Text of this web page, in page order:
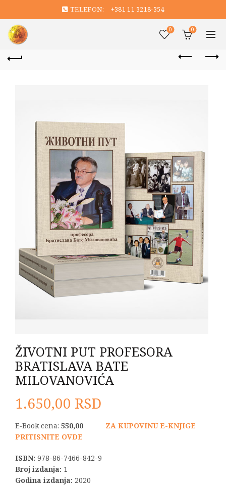
TELEFON: +381 11 3218-354
0 0
ŽIVOTNI PUT PROFESORA
BRATISLAVA BATE
MILOVANOVIĆA
1.650,00 RSD
E-Book cena: 550,00
ZA KUPOVINU E-KNJIGE
PRITISNITE OVDE
ISBN: 978-86-7466-842-9
Broj izdanja: 1
Godina izdanja: 2020